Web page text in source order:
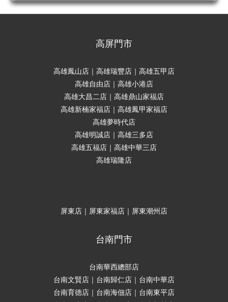
高屏門市
高雄鳳山店｜高雄瑞豐店｜高雄五甲店
高雄自由店｜高雄小港店
高雄大昌二店｜高雄鼎山家福店
高雄新楠家福店｜高雄鳳甲家福店
高雄夢時代店
高雄明誠店｜高雄三多店
高雄五福店｜高雄中華三店
高雄瑞隆店
屏東店｜屏東家福店｜屏東潮州店
台南門市
台南華西總部店
台南文賢店｜台南歸仁店｜台南中華店
台南育德店｜台南海佃店｜台南東平店